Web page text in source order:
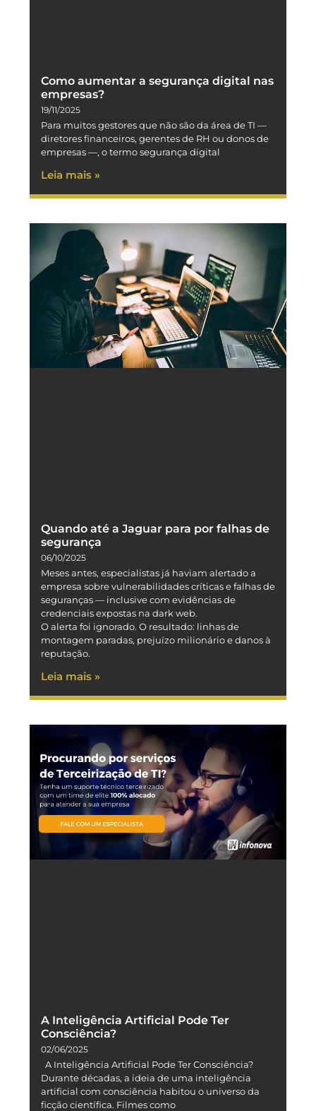
Como aumentar a segurança digital nas
empresas?
19/11/2025
Para muitos gestores que não são da área de TI —
diretores financeiros, gerentes de RH ou donos de
empresas —, o termo segurança digital
Leia mais »
Quando até a Jaguar para por falhas de
segurança
06/10/2025
Meses antes, especialistas já haviam alertado a
empresa sobre vulnerabilidades críticas e falhas de
seguranças — inclusive com evidências de
credenciais expostas na dark web.
O alerta foi ignorado. O resultado: linhas de
montagem paradas, prejuízo milionário e danos à
reputação.
Leia mais »
A Inteligência Artificial Pode Ter
Consciência?
02/06/2025
A Inteligência Artificial Pode Ter Consciência?
Durante décadas, a ideia de uma inteligência
artificial com consciência habitou o universo da
ficção científica. Filmes como